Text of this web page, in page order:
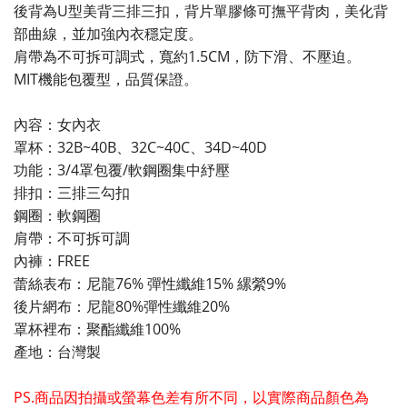
後背為U型美背三排三扣，背片單膠條可撫平背肉，美化背
部曲線，並加強內衣穩定度。
肩帶為不可拆可調式，寬約1.5CM，防下滑、不壓迫。
MIT機能包覆型，品質保證。
內容：女內衣
罩杯：32B~40B、32C~40C、34D~40D
功能：3/4罩包覆/軟鋼圈集中紓壓
排扣：三排三勾扣
鋼圈：軟鋼圈
肩帶：不可拆可調
內褲：FREE
蕾絲表布：尼龍76% 彈性纖維15% 縲縈9%
後片網布：尼龍80%彈性纖維20%
罩杯裡布：聚酯纖維100%
產地：台灣製
PS.商品因拍攝或螢幕色差有所不同，以實際商品顏色為